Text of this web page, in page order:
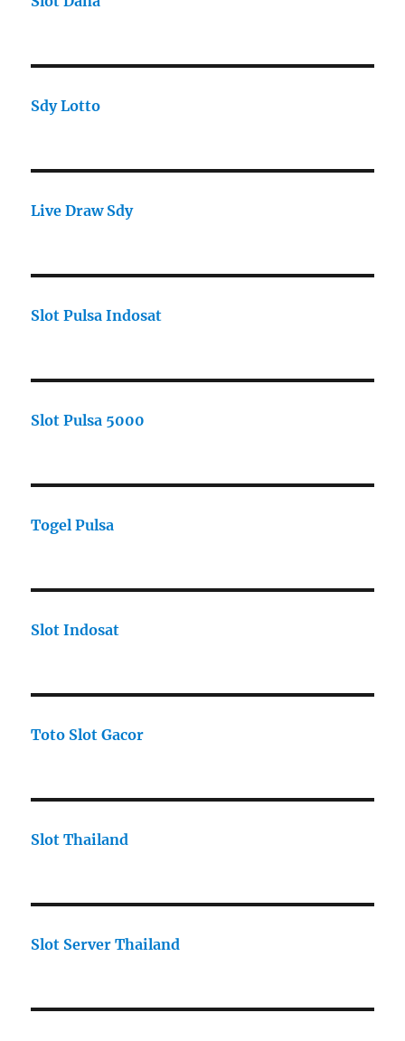
Sdy Lotto
Live Draw Sdy
Slot Pulsa Indosat
Slot Pulsa 5000
Togel Pulsa
Slot Indosat
Toto Slot Gacor
Slot Thailand
Slot Server Thailand